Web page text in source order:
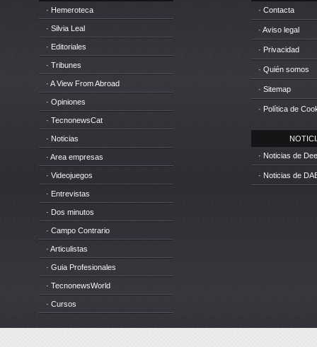
· Hemeroteca
· Silvia Leal
· Editoriales
· Tribunes
· A View From Abroad
· Opiniones
· TecnonewsCat
· Noticias
· Area empresas
· Videojuegos
· Entrevistas
· Dos minutos
· Campo Contrario
· Articulistas
· Guia Profesionales
· TecnonewsWorld
· Cursos
· Contacta
· Aviso legal
· Privacidad
· Quién somos
· Sitemap
· Política de
· Noticias de
· Noticias de